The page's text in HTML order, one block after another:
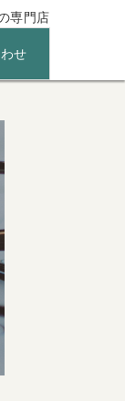
専門店
せ